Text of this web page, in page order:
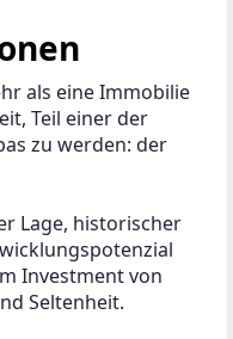
als eine Immobilie
Teil einer der
zu werden: der
Lage, historischer
Investment von
Seltenheit.